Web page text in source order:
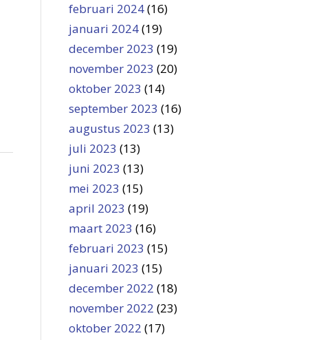
februari 2024(16)
januari 2024(19)
december 2023 (19)
november 2023 (20)
oktober 2023 (14)
september 2023 (16)
augustus 2023 (13)
juli 2023 (13)
juni 2023 (13)
mei 2023 (15)
april 2023 (19)
maart 2023 (16)
februari 2023 (15)
januari 2023 (15)
december 2022 (18)
november 2022 (23)
oktober 2022 (17)